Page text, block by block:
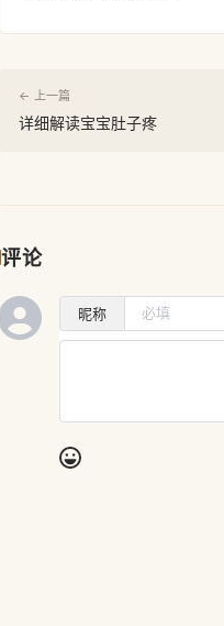
← 上一篇
详细解读宝宝肚子疼
评论
昵称